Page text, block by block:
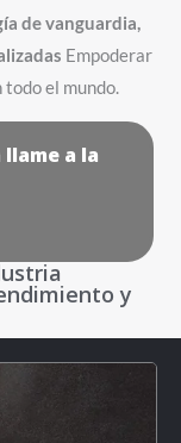
de vanguardia,
Empoderar
el mundo.
a la
y